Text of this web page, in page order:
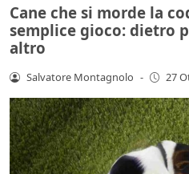
Cane che si morde la
semplice gioco: dietro
altro
Salvatore Montagnolo - 27